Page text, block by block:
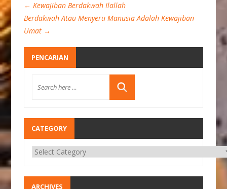
← Kewajiban Berdakwah Ilallah
Berdakwah Atau Menyeru Manusia Adalah Kewajiban
Umat →
PENCARIAN
CATEGORY
ARCHIVES